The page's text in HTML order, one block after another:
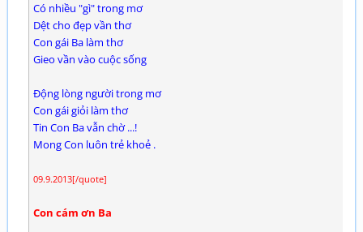
Có nhiều "gì" trong mơ
Dệt cho đẹp vần thơ
Con gái Ba làm thơ
Gieo vần vào cuộc sống
Động lòng người trong mơ
Con gái giỏi làm thơ
Tin Con Ba vẫn chờ ...!
Mong Con luôn trẻ khoẻ .
09.9.2013[/quote]
Con cám ơn Ba